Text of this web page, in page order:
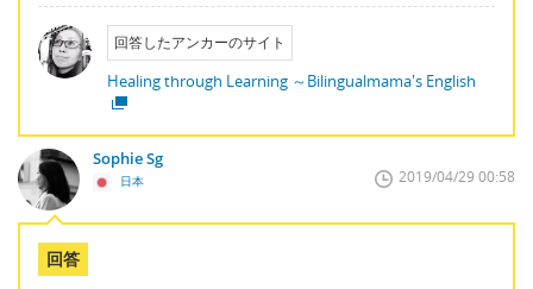
回答したアンカーのサイト
Healing through Learning ～Bilingualmama's English
Sophie Sg
日本 2019/04/29 00:58
回答